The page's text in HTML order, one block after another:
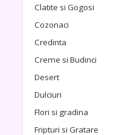
Clatite si Gogosi
Cozonaci
Credinta
Creme si Budinci
Desert
Dulciuri
Flori si gradina
Fripturi si Gratare